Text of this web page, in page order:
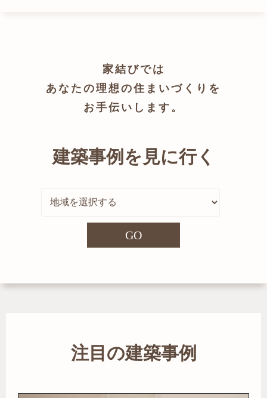
家結びでは
あなたの理想の住まいづくりを
お手伝いします。
建築事例を見に行く
GO
注目の建築事例